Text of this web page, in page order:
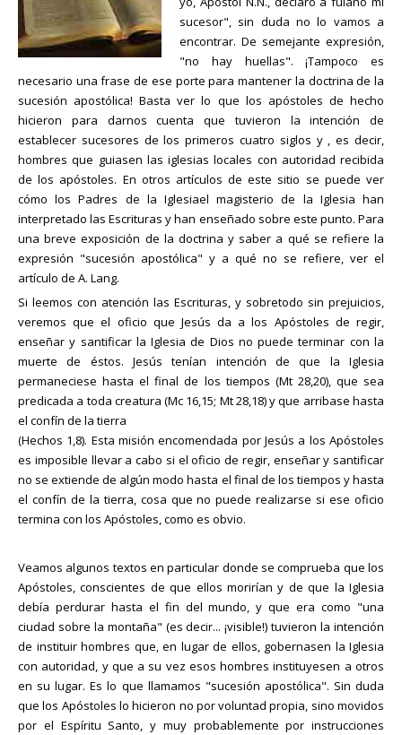
sucesor", sin duda no lo vamos a
encontrar. De semejante expresión,
"no hay huellas". ¡Tampoco es
necesario una frase de ese porte para mantener la doctrina de la
sucesión apostólica! Basta ver lo que los apóstoles de hecho
hicieron para darnos cuenta que tuvieron la intención de
establecer sucesores de los primeros cuatro siglos y , es decir,
hombres que guiasen las iglesias locales con autoridad recibida
de los apóstoles. En otros artículos de este sitio se puede ver
cómo los Padres de la Iglesiael magisterio de la Iglesia han
interpretado las Escrituras y han enseñado sobre este punto. Para
una breve exposición de la doctrina y saber a qué se refiere la
expresión "sucesión apostólica" y a qué no se refiere, ver el
artículo de A. Lang.
Si leemos con atención las Escrituras, y sobretodo sin prejuicios,
veremos que el oficio que Jesús da a los Apóstoles de regir,
enseñar y santificar la Iglesia de Dios no puede terminar con la
muerte de éstos. Jesús tenían intención de que la Iglesia
permaneciese hasta el final de los tiempos (Mt 28,20), que sea
predicada a toda creatura (Mc 16,15; Mt 28,18) y que arribase hasta
el confín de la tierra
(Hechos 1,8). Esta misión encomendada por Jesús a los Apóstoles
es imposible llevar a cabo si el oficio de regir, enseñar y santificar
no se extiende de algún modo hasta el final de los tiempos y hasta
el confín de la tierra, cosa que no puede realizarse si ese oficio
termina con los Apóstoles, como es obvio.
Veamos algunos textos en particular donde se comprueba que los
Apóstoles, conscientes de que ellos morirían y de que la Iglesia
debía perdurar hasta el fin del mundo, y que era como "una
ciudad sobre la montaña" (es decir... ¡visible!) tuvieron la intención
de instituir hombres que, en lugar de ellos, gobernasen la Iglesia
con autoridad, y que a su vez esos hombres instituyesen a otros
en su lugar. Es lo que llamamos "sucesión apostólica". Sin duda
que los Apóstoles lo hicieron no por voluntad propia, sino movidos
por el Espíritu Santo, y muy probablemente por instrucciones